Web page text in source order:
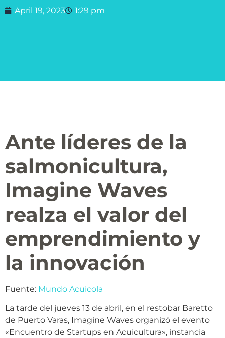
April 19, 2023 1:29 pm
Ante líderes de la
salmonicultura,
Imagine Waves
realza el valor del
emprendimiento y
la innovación
Fuente: Mundo Acuicola
La tarde del jueves 13 de abril, en el restobar Baretto
de Puerto Varas, Imagine Waves organizó el evento
«Encuentro de Startups en Acuicultura», instancia